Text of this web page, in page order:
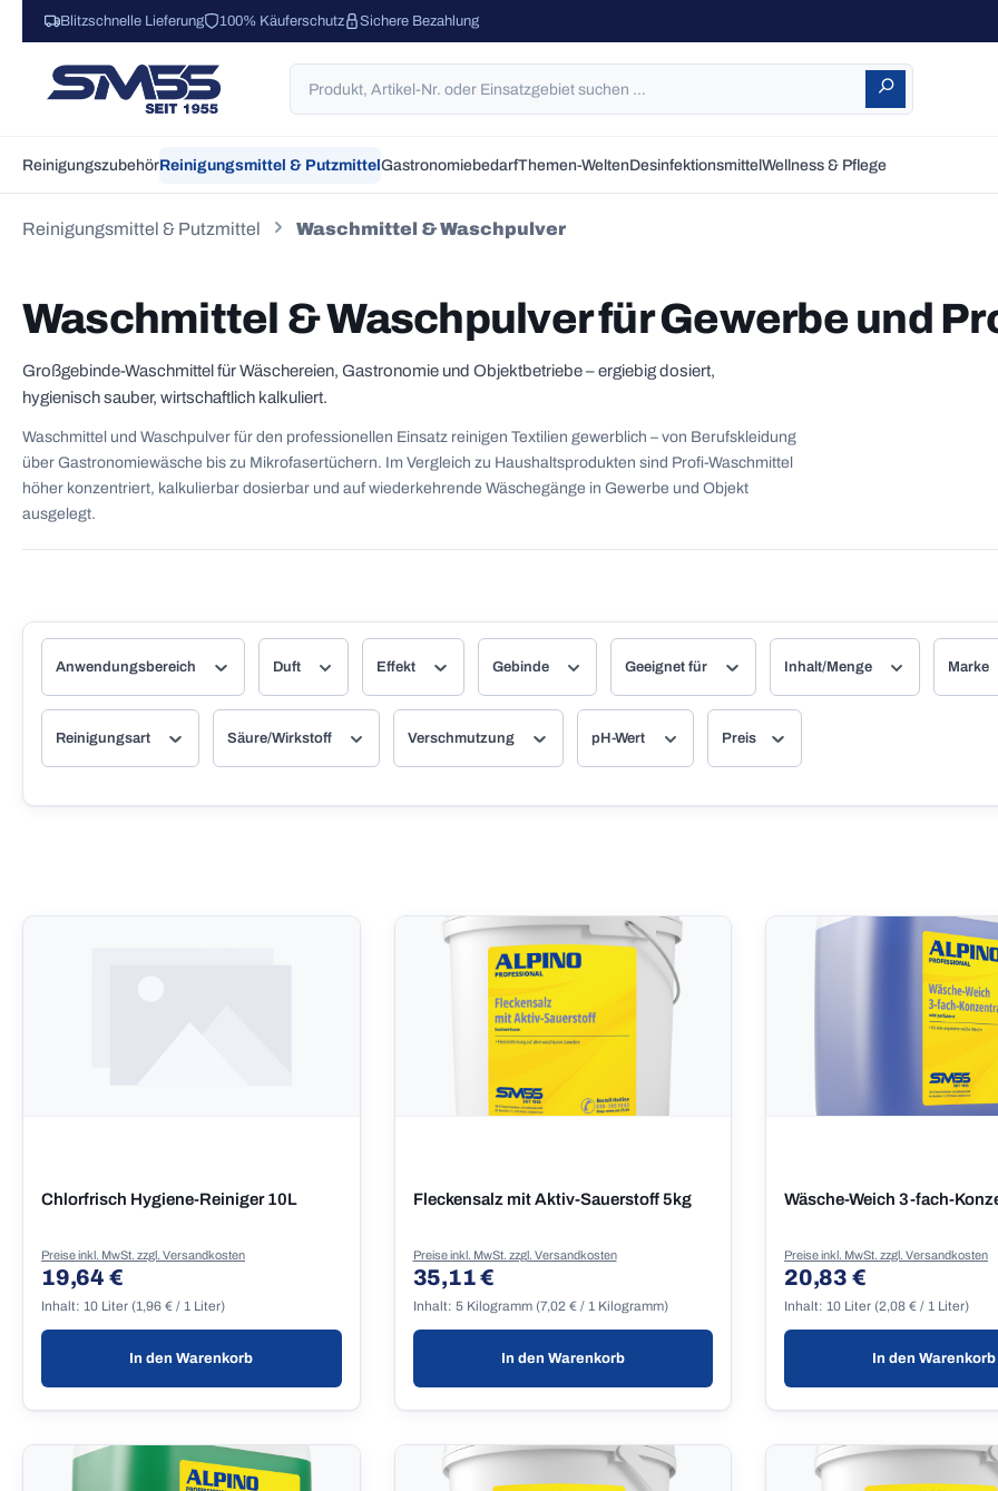
Hauptinhalt springen
Zur Suche springen
Zur Hauptnavigation springen
Blitzschnelle Lieferung 100% Käuferschutz Sichere Bezahlung
ReinigungszubehörReinigungsmittel & PutzmittelGastronomiebedarfThemen-WeltenDesinfektionsmittelWellness & Pflege
Reinigungsmittel & Putzmittel Waschmittel & Waschpulver
Waschmittel & Waschpulver für Gewerbe und
Großgebinde-Waschmittel für Wäschereien, Gastronomie und Objektbetriebe – ergiebig dosiert,
hygienisch sauber, wirtschaftlich kalkuliert.
Waschmittel und Waschpulver für den professionellen Einsatz reinigen Textilien gewerblich – von Berufskleidung
über Gastronomiewäsche bis zu Mikrofasertüchern. Im Vergleich zu Haushaltsprodukten sind Profi-Waschmittel
höher konzentriert, kalkulierbar dosierbar und auf wiederkehrende Wäschegänge in Gewerbe und Objekt
ausgelegt.
Anwendungsbereich Duft Effekt Gebinde Geeignet für Inhalt/Menge Marke
Reinigungsart Säure/Wirkstoff Verschmutzung pH-Wert Preis
Chlorfrisch Hygiene-Reiniger 10L
Inhalt: 10 Liter (1,96 € / 1 Liter)
Regulärer Preis:
19,64 €
Preise inkl. MwSt. zzgl. Versandkosten
In den Warenkorb
Fleckensalz mit Aktiv-Sauerstoff 5kg
Inhalt: 5 Kilogramm (7,02 € / 1 Kilogramm)
Regulärer Preis:
35,11 €
Preise inkl. MwSt. zzgl. Versandkosten
In den Warenkorb
Wäsche-Weich 3-fach-
Inhalt: 10 Liter (2,08 € / 1 Liter)
Regulärer Preis:
20,83 €
Preise inkl. MwSt. zzgl. Versandkosten
In den Warenkorb